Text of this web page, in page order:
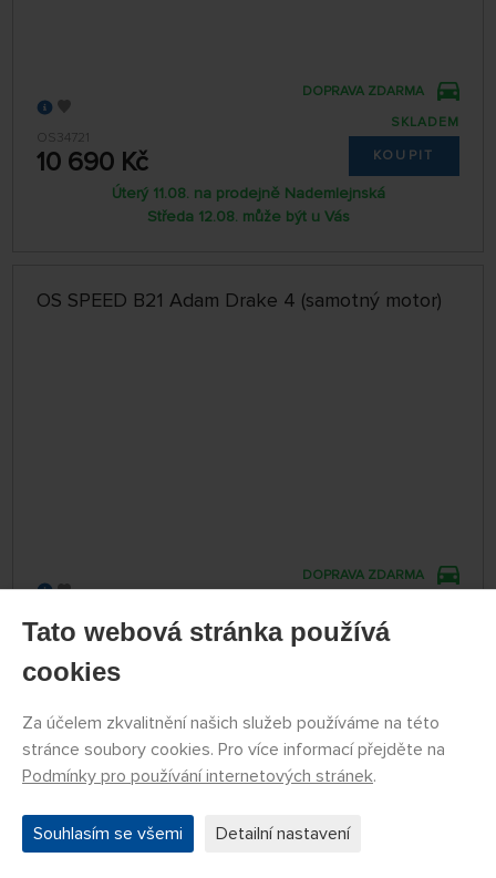
OS34721
10 690 Kč
DOPRAVA ZDARMA
SKLADEM
KOUPIT
Úterý 11.08. na prodejně Nademlejnská
Středa 12.08. může být u Vás
OS SPEED B21 Adam Drake 4 (samotný motor)
OS1FH00
10 499 Kč
DOPRAVA ZDARMA
KOUPIT
Úterý 11.08. na prodejně Nademlejnská
NAČÍST DALŠÍ
1 2 3
Tato webová stránka používá
cookies
Za účelem zkvalitnění našich služeb používáme na této
stránce soubory cookies. Pro více informací přejděte na
Podmínky pro používání internetových stránek.
Souhlasím se všemi Detailní nastavení